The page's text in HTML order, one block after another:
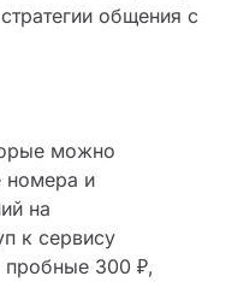
общения с
можно
номера и
на
к сервису
пробные 300 ₽,